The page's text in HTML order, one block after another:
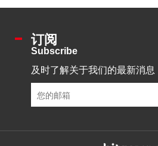
订阅
Subscribe
及时了解关于我们的最新消